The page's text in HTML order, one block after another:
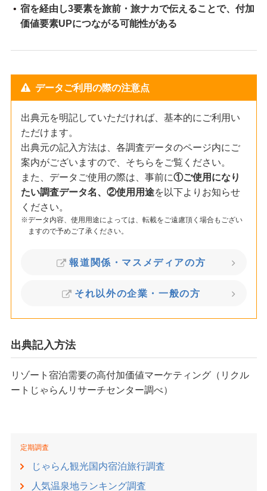
宿を経由し3要素を旅前・旅ナカで伝えることで、付加
価値要素UPにつながる可能性がある
データご利用の際の注意点
出典元を明記していただければ、基本的にご利用い
ただけます。
出典元の記入方法は、各調査データのページ内にご
案内がございますので、そちらをご覧ください。
また、データご使用の際は、事前に①ご使用になり
たい調査データ名、②使用用途を以下よりお知らせ
ください。
データ内容、使用用途によっては、転載をご遠慮頂く場合もござい
ますので予めご了承ください。
報道関係・マスメディアの方
それ以外の企業・一般の方
出典記入方法
リゾート宿泊需要の高付加価値マーケティング（リクル
ートじゃらんリサーチセンター調べ）
定期調査
じゃらん観光国内宿泊旅行調査
人気温泉地ランキング調査